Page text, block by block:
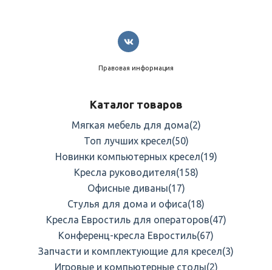
Правовая информация
Каталог товаров
Мягкая мебель для дома(2)
Топ лучших кресел(50)
Новинки компьютерных кресел(19)
Кресла руководителя(158)
Офисные диваны(17)
Стулья для дома и офиса(18)
Кресла Евростиль для операторов(47)
Конференц-кресла Евростиль(67)
Запчасти и комплектующие для кресел(3)
Игровые и компьютерные столы(2)